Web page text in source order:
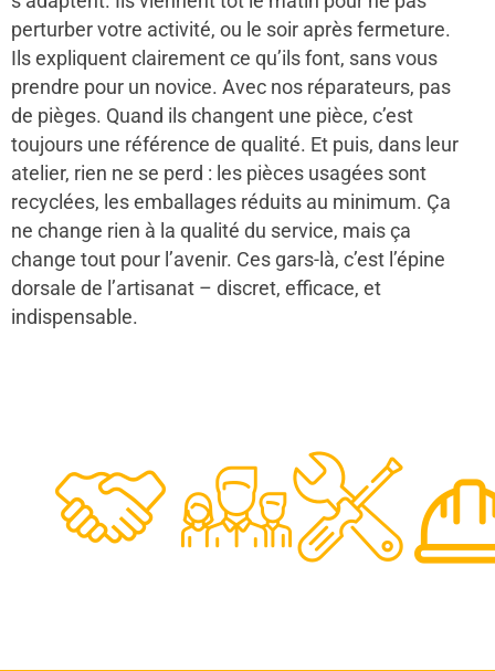
perturber votre activité, ou le soir après fermeture.
Ils expliquent clairement ce qu’ils font, sans vous
prendre pour un novice. Avec nos réparateurs, pas
de pièges. Quand ils changent une pièce, c’est
toujours une référence de qualité. Et puis, dans leur
atelier, rien ne se perd : les pièces usagées sont
recyclées, les emballages réduits au minimum. Ça
ne change rien à la qualité du service, mais ça
change tout pour l’avenir. Ces gars-là, c’est l’épine
dorsale de l’artisanat – discret, efficace, et
indispensable.
48
0
50
Experts